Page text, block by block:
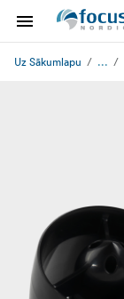
Uz Sākumlapu ...